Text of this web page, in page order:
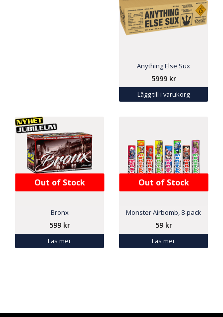
Anything Else Sux
5999 kr
Lägg till i varukorg
Out of Stock
Bronx
599 kr
Läs mer
Out of Stock
Monster Airbomb, 8-pack
59 kr
Läs mer